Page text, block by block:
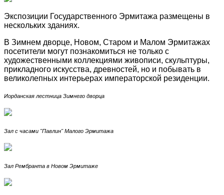
Экспозиции Государственного Эрмитажа размещены в
нескольких зданиях.
В Зимнем дворце, Новом, Старом и Малом Эрмитажах
посетители могут познакомиться не только с
художественными коллекциями живописи, скульптуры,
прикладного искусства, древностей, но и побывать в
великолепных интерьерах императорской резиденции.
Иорданская лестница Зимнего дворца
Зал с часами "Павлин" Малого Эрмитажа
Зал Рембранта в Новом Эрмитаже